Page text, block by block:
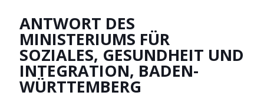
ANTWORT DES
MINISTERIUMS FÜR
SOZIALES, GESUNDHEIT UND
INTEGRATION, BADEN-
WÜRTTEMBERG